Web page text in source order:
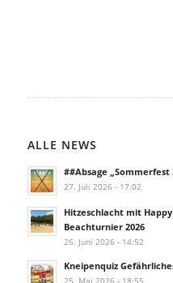
ALLE NEWS
##Absage „Sommerfest
27. Juli 2026 - 17:02
Hitzeschlacht mit
Beachturnier 2026
26. Juni 2026 - 14:52
Kneipenquiz
25. Mai 2026 - 18:55